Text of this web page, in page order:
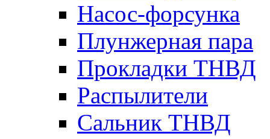
Насос-форсунка
Плунжерная пара
Прокладки ТНВД
Распылители
Сальник ТНВД